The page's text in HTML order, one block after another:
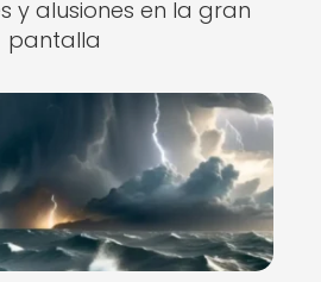
y alusiones en la gran
pantalla